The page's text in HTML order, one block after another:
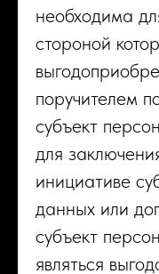
необходима
стороной
поручителем
субъект
для
инициативе
данных или
субъект
являться